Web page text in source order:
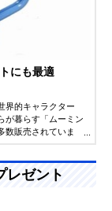
にも最適
界的キャラクター
が暮らす「ムーミン
数販売されていま
レゼント